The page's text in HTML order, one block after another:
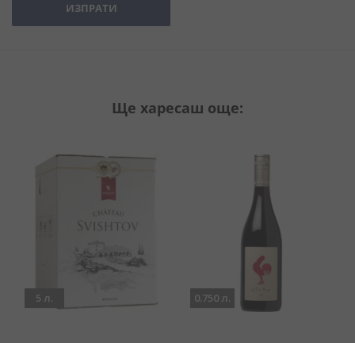
ИЗПРАТИ
Ще харесаш още:
5 л. 0.750 л.